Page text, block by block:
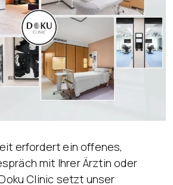
erfordert ein offenes,
mit Ihrer Ärztin oder
Clinic setzt unser